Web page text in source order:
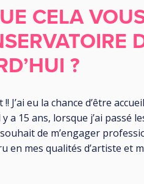
CELA
?
J’ai eu la chance d’être
a 15 ans, lorsque j’ai passé
de m’engager
en mes qualités d’artiste et